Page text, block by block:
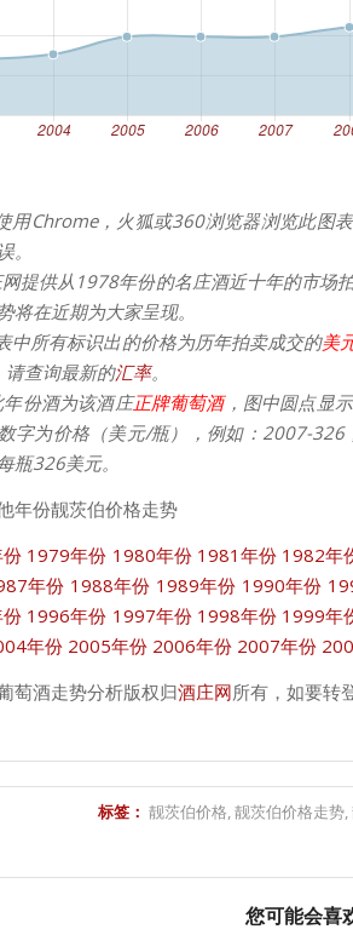
用Chrome，火狐或360浏览器浏览此图
。
网提供从1978年份的名庄酒近十年的市场
将在近期为大家呈现。
中所有标识出的价格为历年拍卖成交的美
请查询最新的汇率。
年份酒为该酒庄正牌葡萄酒，图中圆点显
字为价格（美元/瓶），例如：2007-326
瓶326美元。
年份靓茨伯价格走势
1979年份 1980年份 1981年份 1982年
年份 1988年份 1989年份 1990年份
1996年份 1997年份 1998年份 1999年
年份 2005年份 2006年份 2007年份
萄酒走势分析版权归酒庄网所有，如要转
标签： 靓茨伯价格,靓茨伯价格走势,
您可能会喜